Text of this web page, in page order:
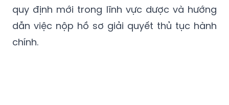
quy định mới trong lĩnh vực dược và hướng
dẫn việc nộp hồ sơ giải quyết thủ tục hành
chính.